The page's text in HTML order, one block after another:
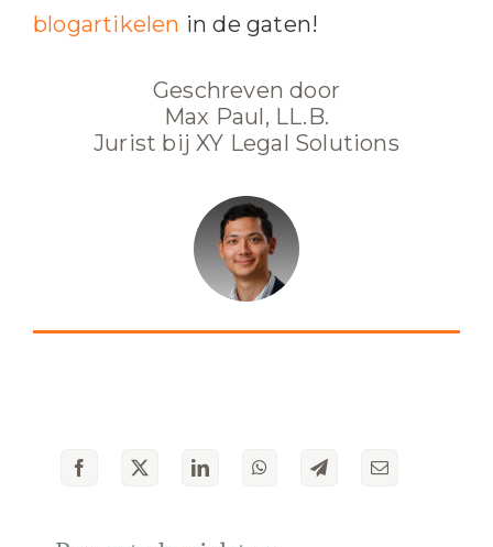
blogartikelen in de gaten!
Geschreven door
Max Paul, LL.B.
Jurist bij XY Legal Solutions